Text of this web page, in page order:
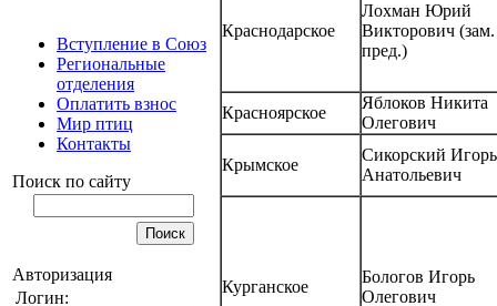
Вступление в Союз
Региональные
отделения
Оплатить взнос
Мир птиц
Контакты
Поиск по сайту
Авторизация
Логин:
Краснодарское
Лохман Юрий
Викторович (зам.
пред.)
Красноярское
Яблоков Никита
Олегович
Крымское
Сикорский Игорь
Анатольевич
Курганское
Бологов Игорь
Олегович